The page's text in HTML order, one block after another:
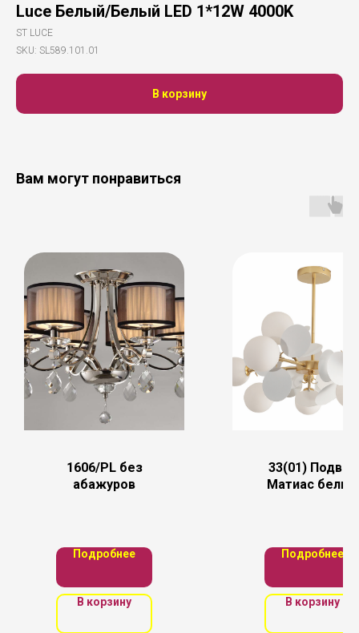
Luce Белый/Белый LED 1*12W 4000K
ST LUCE
SKU: SL589.101.01
В корзину
Вам могут понравиться
1606/PL без
абажуров
Подробнее
В корзину
33(01) Подвес
Матиас белый
комплекте
Подробнее
В корзину